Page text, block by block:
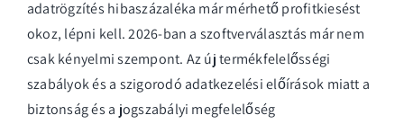
adatrögzítés hibaszázaléka már mérhető profitkiesést
okoz, lépni kell. 2026-ban a szoftverválasztás már nem
csak kényelmi szempont. Az új termékfelelősségi
szabályok és a szigorodó adatkezelési előírások miatt a
biztonság és a jogszabályi megfelelőség